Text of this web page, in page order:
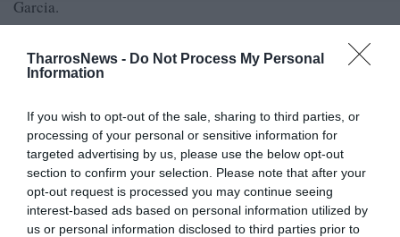
TharrosNews - Do Not Process My Personal
Information
If you wish to opt-out of the sale, sharing to third parties, or
processing of your personal or sensitive information for
targeted advertising by us, please use the below opt-out
section to confirm your selection. Please note that after your
opt-out request is processed you may continue seeing
interest-based ads based on personal information utilized by
us or personal information disclosed to third parties prior to
Garcia.
TAGS:
ΑΡΧΑΙΑ ΜΕΣΣΗΝΗ
Facebook Twitter